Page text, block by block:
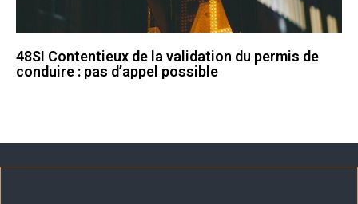
48SI Contentieux de la validation du permis de
conduire : pas d’appel possible